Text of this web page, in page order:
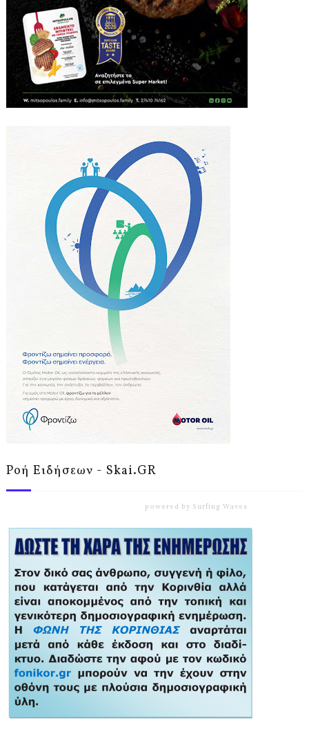
Ροή Ειδήσεων - Skai.GR
powered by Surfing Waves